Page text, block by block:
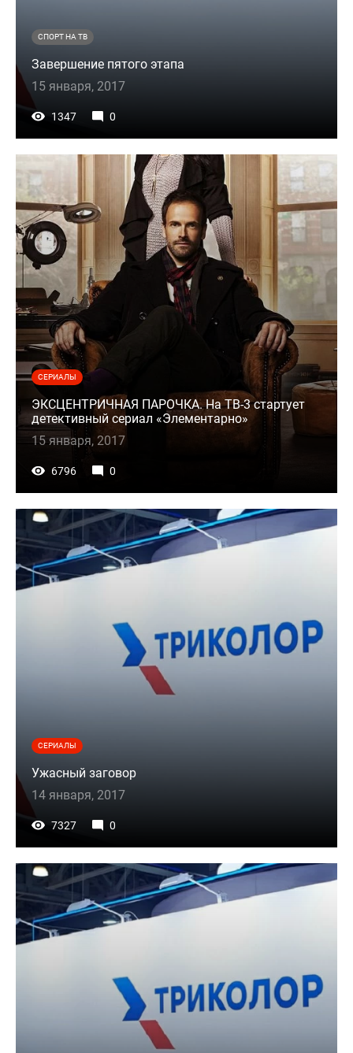
СПОРТ НА ТВ
Завершение пятого этапа
15 января, 2017
1347 0
СЕРИАЛЫ
ЭКСЦЕНТРИЧНАЯ ПАРОЧКА. На ТВ-3 стартует
детективный сериал «Элементарно»
15 января, 2017
6796 0
СЕРИАЛЫ
Ужасный заговор
14 января, 2017
7327 0